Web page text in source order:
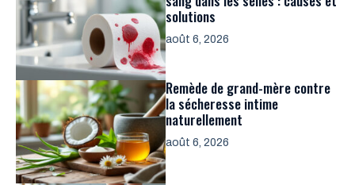
solutions
août 6, 2026
Remède de grand-mère contre
la sécheresse intime
naturellement
août 6, 2026